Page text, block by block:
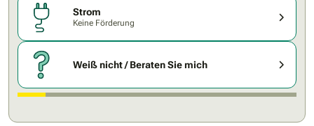
Strom
Keine Förderung
Weiß nicht / Beraten Sie mich